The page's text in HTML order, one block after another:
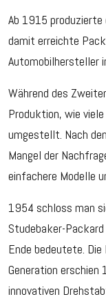
Ab 1915 produzierte
damit erreichte
Automobilhersteller
Während des
Produktion, wie
umgestellt. Nach
Mangel der
einfachere Modelle
1954 schloss man
Studebaker-
Ende bedeutete.
Generation erschien
innovativen